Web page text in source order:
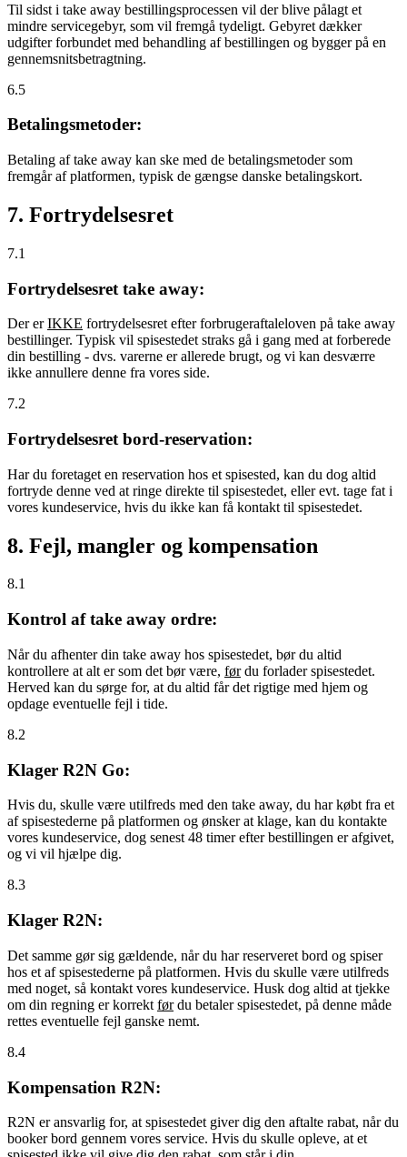
Til sidst i take away bestillingsprocessen vil der blive pålagt et
mindre servicegebyr, som vil fremgå tydeligt. Gebyret dækker
udgifter forbundet med behandling af bestillingen og bygger på en
gennemsnitsbetragtning.
6.5
Betalingsmetoder:
Betaling af take away kan ske med de betalingsmetoder som
fremgår af platformen, typisk de gængse danske betalingskort.
7. Fortrydelsesret
7.1
Fortrydelsesret take away:
Der erIKKE fortrydelsesret efter forbrugeraftaleloven på take away
bestillinger. Typisk vil spisestedet straks gå i gang med at forberede
din bestilling - dvs. varerne er allerede brugt, og vi kan desværre
ikke annullere denne fra vores side.
7.2
Fortrydelsesret bord-reservation:
Har du foretaget en reservation hos et spisested, kan du dog altid
fortryde denne ved at ringe direkte til spisestedet, eller evt. tage fat i
vores kundeservice, hvis du ikke kan få kontakt til spisestedet.
8. Fejl, mangler og kompensation
8.1
Kontrol af take away ordre:
Når du afhenter din take away hos spisestedet, bør du altid
kontrollere at alt er som det bør være, førdu forlader spisestedet.
Herved kan du sørge for, at du altid får det rigtige med hjem og
opdage eventuelle fejl i tide.
8.2
Klager R2N Go:
Hvis du, skulle være utilfreds med den take away, du har købt fra et
af spisestederne på platformen og ønsker at klage, kan du kontakte
vores kundeservice, dog senest 48 timer efter bestillingen er afgivet,
og vi vil hjælpe dig.
8.3
Klager R2N:
Det samme gør sig gældende, når du har reserveret bord og spiser
hos et af spisestederne på platformen. Hvis du skulle være utilfreds
med noget, så kontakt vores kundeservice. Husk dog altid at tjekke
om din regning er korrekt førdu betaler spisestedet, på denne måde
rettes eventuelle fejl ganske nemt.
8.4
Kompensation R2N:
R2N er ansvarlig for, at spisestedet giver dig den aftalte rabat, når du
booker bord gennem vores service. Hvis du skulle opleve, at et